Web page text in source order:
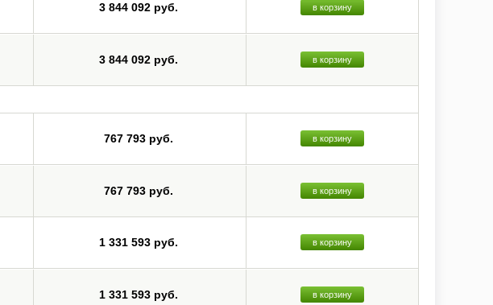
3 844 092 руб. в корзину
3 844 092 руб. в корзину
767 793 руб. в корзину
767 793 руб. в корзину
1 331 593 руб. в корзину
1 331 593 руб. в корзину